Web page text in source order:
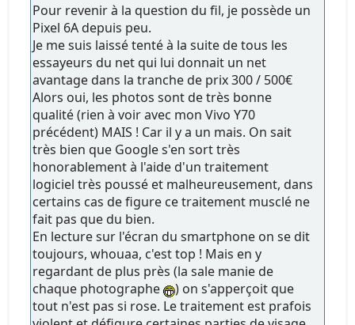
Pour revenir à la question du fil, je possède un
Pixel 6A depuis peu.
Je me suis laissé tenté à la suite de tous les
essayeurs du net qui lui donnait un net
avantage dans la tranche de prix 300 / 500€
Alors oui, les photos sont de très bonne
qualité (rien à voir avec mon Vivo Y70
précédent) MAIS ! Car il y a un mais. On sait
très bien que Google s'en sort très
honorablement à l'aide d'un traitement
logiciel très poussé et malheureusement, dans
certains cas de figure ce traitement musclé ne
fait pas que du bien.
En lecture sur l'écran du smartphone on se dit
toujours, whouaa, c'est top ! Mais en y
regardant de plus près (la sale manie de
chaque photographe
) on s'apperçoit que
tout n'est pas si rose. Le traitement est prafois